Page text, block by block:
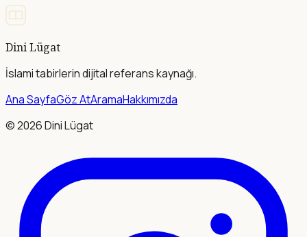
Dini Lügat
İslami tabirlerin dijital referans kaynağı.
Ana SayfaGöz AtAramaHakkımızda
©2026Dini Lügat